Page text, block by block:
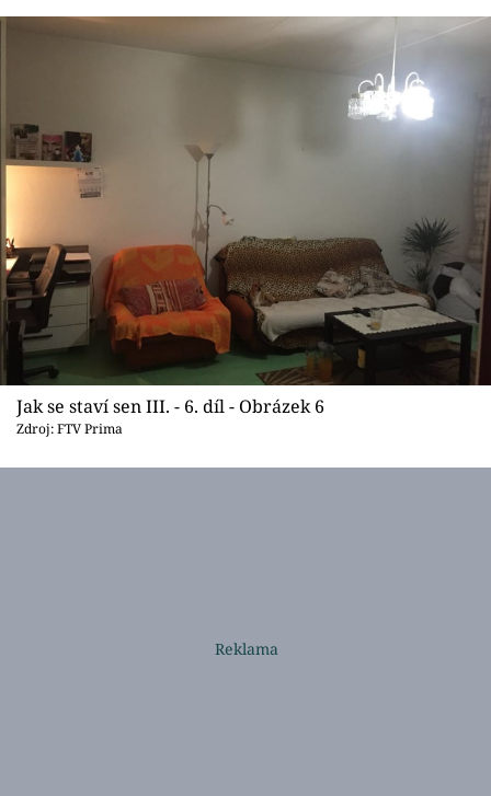
Jak se staví sen III. - 6. díl - Obrázek 6
Zdroj: FTV Prima